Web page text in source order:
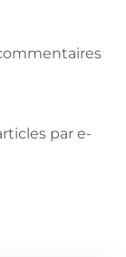
par e-